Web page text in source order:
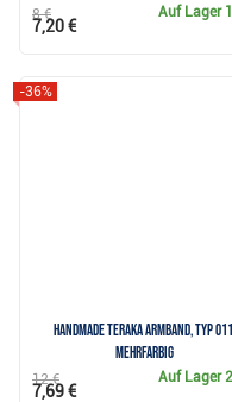
Auf Lager
8 €
7,20 €
Handmade Teraka Armband, Typ
mehrfarbig
-36%
Auf Lager
12 €
7,69 €